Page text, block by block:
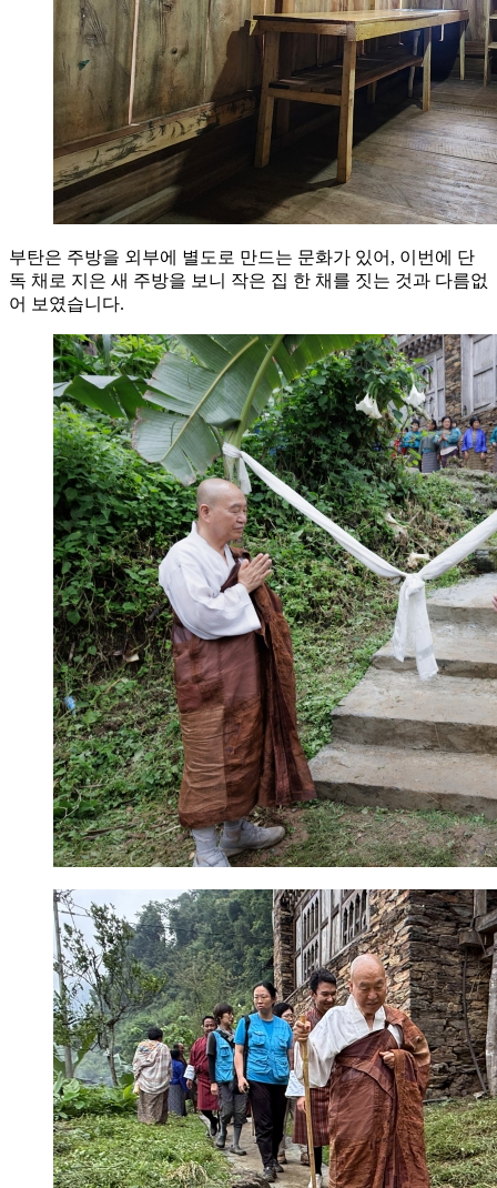
부탄은 주방을 외부에 별도로 만드는 문화가 있어, 이번에 단
독 채로 지은 새 주방을 보니 작은 집 한 채를 짓는 것과 다름없
어 보였습니다.